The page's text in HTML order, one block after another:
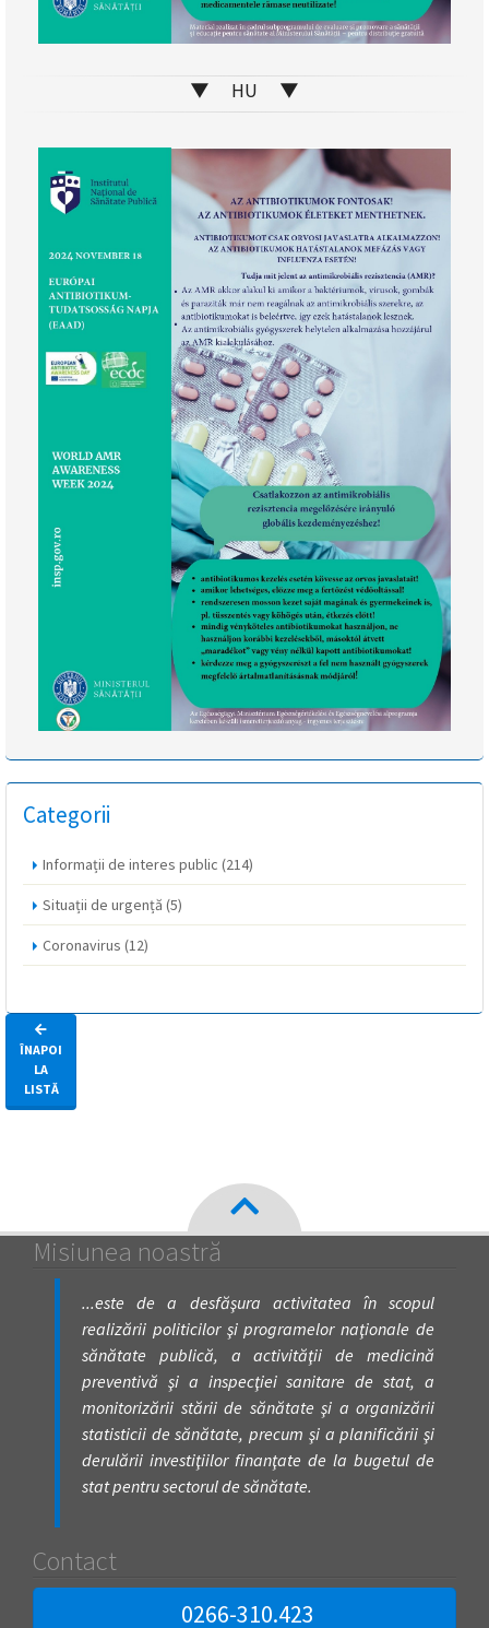
▼ HU ▼
Categorii
Informații de interes public (214)
Situații de urgență (5)
Coronavirus (12)
ÎNAPOI
LA
LISTĂ
Misiunea noastră
...este de a desfăşura activitatea în scopul
realizării politicilor şi programelor naţionale de
sănătate publică, a activităţii de medicină
preventivă şi a inspecţiei sanitare de stat, a
monitorizării stării de sănătate şi a organizării
statisticii de sănătate, precum şi a planificării şi
derulării investiţiilor finanţate de la bugetul de
stat pentru sectorul de sănătate.
Contact
0266-310.423